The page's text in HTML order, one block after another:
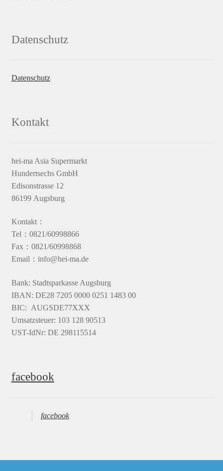
Datenschutz
Datenschutz
Kontakt
hei-ma Asia Supermarkt
Hundertsechs GmbH
Edisonstrasse 12
86199 Augsburg
Kontakt：
Tel：0821/60998866
Fax：0821/60998868
Email：info@hei-ma.de
Bank: Stadtsparkasse Augsburg
IBAN: DE28 7205 0000 0251 1483 00
BIC: AUGSDE77XXX
Umsatzsteuer: 103 128 90513
UST-IdNr: DE 298115514
facebook
facebook